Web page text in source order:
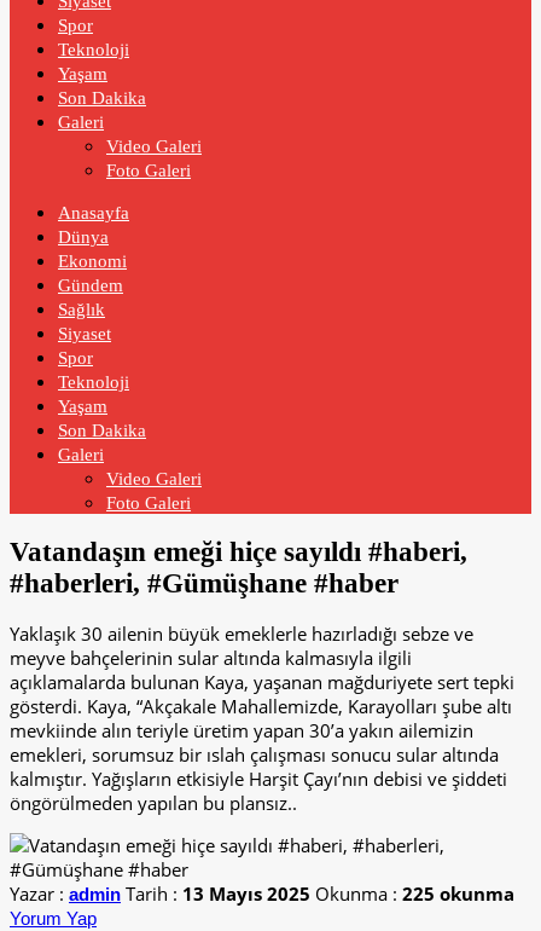
Spor
Teknoloji
Yaşam
Son Dakika
Galeri
Video Galeri
Foto Galeri
Anasayfa
Dünya
Ekonomi
Gündem
Sağlık
Siyaset
Spor
Teknoloji
Yaşam
Son Dakika
Galeri
Video Galeri
Foto Galeri
Vatandaşın emeği hiçe sayıldı #haberi,
#haberleri, #Gümüşhane #haber
Yaklaşık 30 ailenin büyük emeklerle hazırladığı sebze ve
meyve bahçelerinin sular altında kalmasıyla ilgili
açıklamalarda bulunan Kaya, yaşanan mağduriyete sert tepki
gösterdi. Kaya, “Akçakale Mahallemizde, Karayolları şube altı
mevkiinde alın teriyle üretim yapan 30’a yakın ailemizin
emekleri, sorumsuz bir ıslah çalışması sonucu sular altında
kalmıştır. Yağışların etkisiyle Harşit Çayı’nın debisi ve şiddeti
öngörülmeden yapılan bu plansız..
Yazar : admin Tarih : 13 Mayıs 2025 Okunma : 225 okunma
Yorum Yap